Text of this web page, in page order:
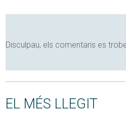
Disculpau, els comentaris es
EL MÉS LLEGIT